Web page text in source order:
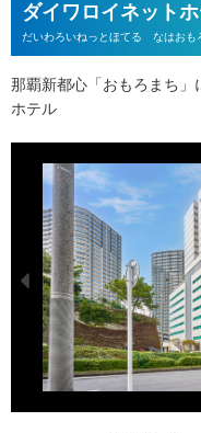
ダイワロイネット
だいわろいねっとほてる なはおも
那覇新都心「おもろまち
ホテル